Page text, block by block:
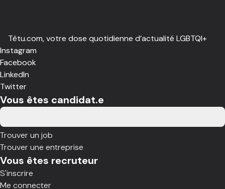
Têtu.com, votre dose quotidienne d’actualité LGBTQI+
Instagram
Facebook
LinkedIn
Twitter
Vous êtes candidat.e
Trouver un job
Trouver une entreprise
Vous êtes recruteur
S'inscrire
Me connecter